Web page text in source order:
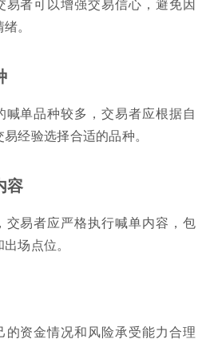
。
喊单品种较多，交易者应根据自
经验选择合适的品种。
容
交易者应严格执行喊单内容，包
场点位。
的资金情况和风险承受能力合理